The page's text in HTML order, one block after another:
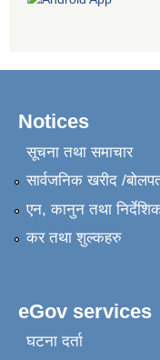
Notices
सूचना तथा समाचार
सार्वजनिक खरीद /
एन, कानुन तथा
कर तथा शुल्कहरु
eGov services
घटना दर्ता